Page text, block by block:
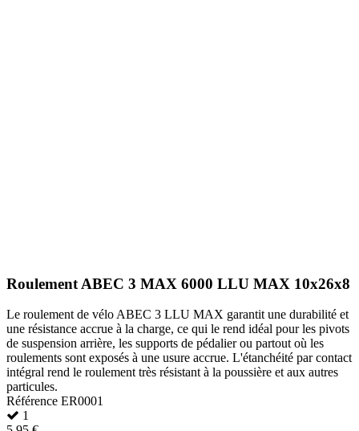
Roulement ABEC 3 MAX 6000 LLU MAX 10x26x8
Le roulement de vélo ABEC 3 LLU MAX garantit une durabilité et
une résistance accrue à la charge, ce qui le rend idéal pour les pivots
de suspension arrière, les supports de pédalier ou partout où les
roulements sont exposés à une usure accrue. L'étanchéité par contact
intégral rend le roulement très résistant à la poussière et aux autres
particules.
Référence ER0001
1